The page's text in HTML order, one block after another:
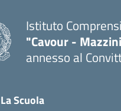
Istituto
"Cavour -
annesso al
La Scuola